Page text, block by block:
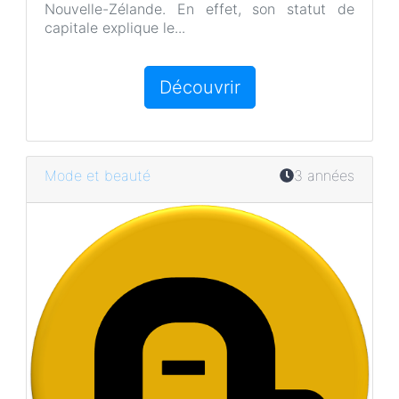
Nouvelle-Zélande. En effet, son statut de
capitale explique le...
Découvrir
Mode et beauté 3 années